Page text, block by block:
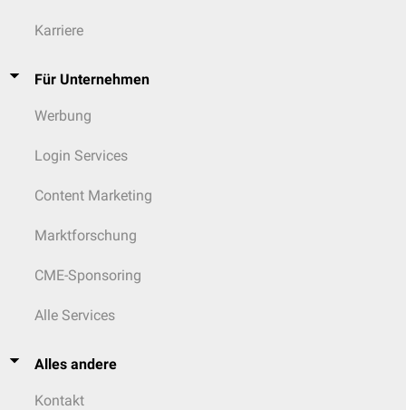
Karriere
Für Unternehmen
Werbung
Login Services
Content Marketing
Marktforschung
CME-Sponsoring
Alle Services
Alles andere
Kontakt